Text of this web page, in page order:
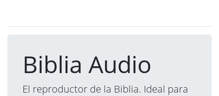
Biblia Audio
El reproductor de la Biblia. Ideal para